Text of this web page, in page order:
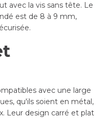
avec la vis sans tête. Le
est de 8 à 9 mm,
avec une large
qu'ils soient en métal,
Leur design carré et plat